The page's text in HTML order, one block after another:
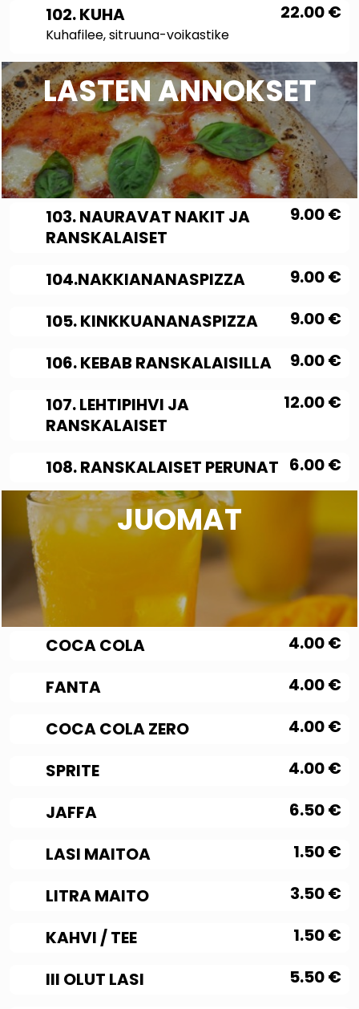
22.00€
102. KUHA
Kuhafilee, sitruuna-voikastike
LASTEN ANNOKSET
9.00€
103. NAURAVAT NAKIT JA
RANSKALAISET
9.00€
104.NAKKIANANASPIZZA
9.00€
105. KINKKUANANASPIZZA
9.00€
106. KEBAB RANSKALAISILLA
12.00€
107. LEHTIPIHVI JA
RANSKALAISET
6.00€
108. RANSKALAISET PERUNAT
JUOMAT
4.00€
COCA COLA
4.00€
FANTA
4.00€
COCA COLA ZERO
4.00€
SPRITE
6.50€
JAFFA
1.50€
LASI MAITOA
3.50€
LITRA MAITO
1.50€
KAHVI / TEE
5.50€
III OLUT LASI